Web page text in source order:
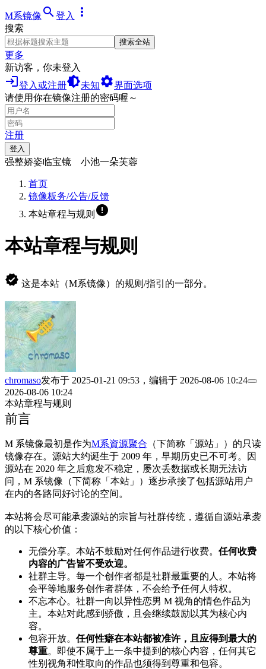
M系镜像 search登入 more_vert
搜索
搜索全站
更多
新访客，你未登入
login登入或注册brightness_medium未知settings界面选项
请使用你在镜像注册的密码喔～
注册
登入
强整娇姿临宝镜 小池一朵芙蓉
首页
镜像板务/公告/反馈
本站章程与规则 error
本站章程与规则
verified 这是本站（M系镜像）的规则/指引的一部分。
chromaso发布于 2025-01-21 09:53 ，编辑于 2026-08-06 10:24
2026-08-06 10:24
本站章程与规则
前言
M 系镜像最初是作为M系資源聚合 （下简称「源站」）的只读
镜像存在。源站大约诞生于 2009 年，早期历史已不可考。因
源站在 2020 年之后愈发不稳定，屡次丢数据或长期无法访
问，M 系镜像（下简称「本站」）逐步承接了包括源站用户
在内的各路同好讨论的空间。
本站将会尽可能承袭源站的宗旨与社群传统，遵循自源站承袭
的以下核心价值：
无偿分享。本站不鼓励对任何作品进行收费。 任何收费
内容的广告皆不受欢迎。
社群主导。每一个创作者都是社群最重要的人。本站将
会平等地服务创作者群体，不会给予任何人特权。
不忘本心。社群一向以异性恋男 M 视角的情色作品为
主。本站对此感到骄傲，且会继续鼓励以其为核心内
容。
包容开放。 任何性癖在本站都被准许，且应得到最大的
尊重。即使不属于上一条中提到的核心内容，任何其它
性别视角和性取向的作品也须得到尊重和包容。